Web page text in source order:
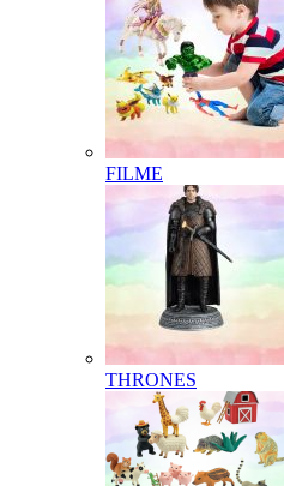
FILME
THRONES